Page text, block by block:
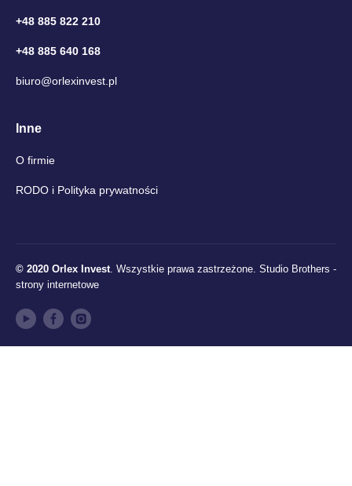
+48 885 822 210
+48 885 640 168
biuro@orlexinvest.pl
Inne
O firmie
RODO i Polityka prywatności
© 2020 Orlex Invest . Wszystkie prawa zastrzeżone. Studio Brothers -
strony internetowe